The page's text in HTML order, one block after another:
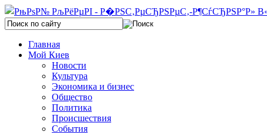
Главная
Мой Киев
Новости
Культура
Экономика и бизнес
Общество
Политика
Происшествия
События